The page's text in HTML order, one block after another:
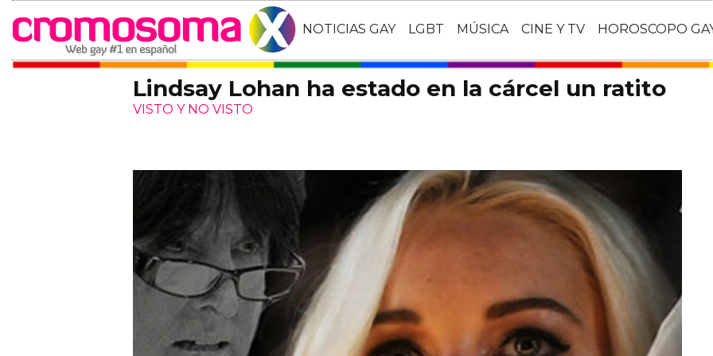
NOTICIAS GAY LGBT MÚSICA CINE Y TV HOROSCOPO
Lindsay Lohan ha estado en la cárcel un ratito
VISTO Y NO VISTO